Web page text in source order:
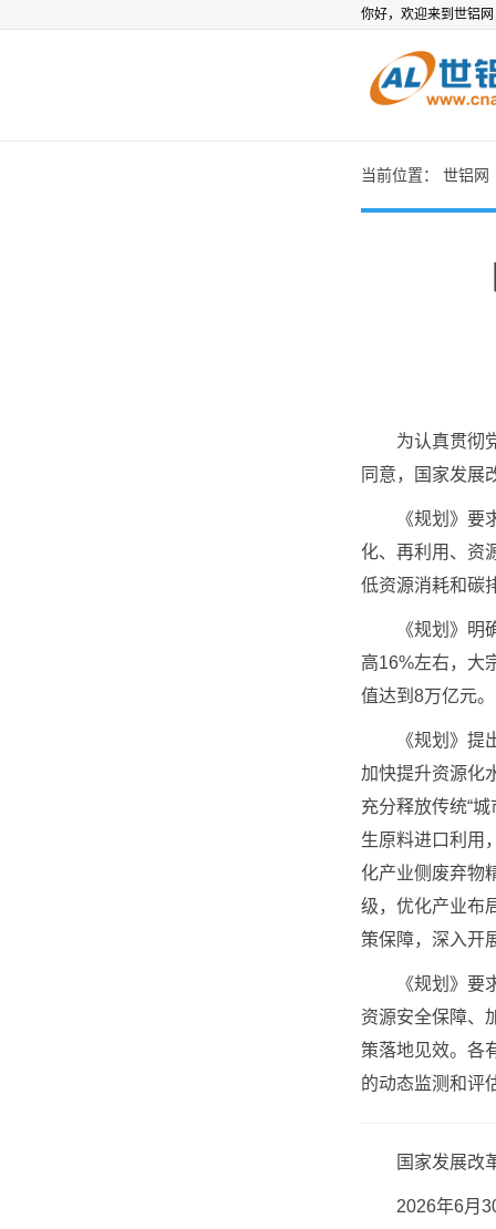
你好，欢迎来到世铝网
当前位置： 世铝网
为认真贯彻党
同意，国家发展
《规划》要求
化、再利用、资
低资源消耗和碳
《规划》明确
高16%左右，大
值达到8万亿元
《规划》提出
加快提升资源化
充分释放传统“
生原料进口利用
化产业侧废弃物
级，优化产业布
策保障，深入开
《规划》要求
资源安全保障、
策落地见效。各
的动态监测和评
国家发展改革
2026年6月30